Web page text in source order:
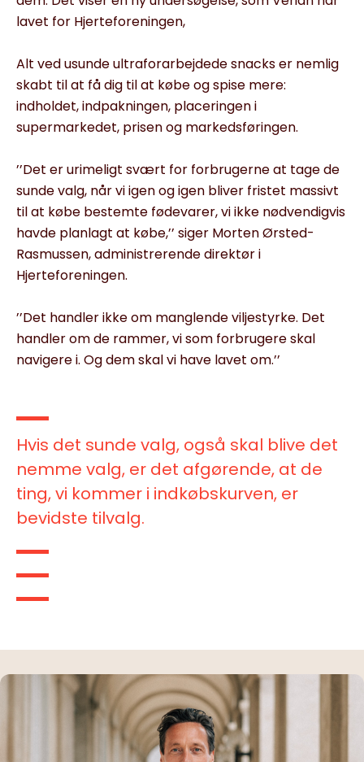
lavet for Hjerteforeningen,
Alt ved usunde ultraforarbejdede snacks er nemlig
skabt til at få dig til at købe og spise mere:
indholdet, indpakningen, placeringen i
supermarkedet, prisen og markedsføringen.
’’Det er urimeligt svært for forbrugerne at tage de
sunde valg, når vi igen og igen bliver fristet massivt
til at købe bestemte fødevarer, vi ikke nødvendigvis
havde planlagt at købe,’’ siger Morten Ørsted-
Rasmussen, administrerende direktør i
Hjerteforeningen.
’’Det handler ikke om manglende viljestyrke. Det
handler om de rammer, vi som forbrugere skal
navigere i. Og dem skal vi have lavet om.’’
Hvis det sunde valg, også skal blive det
nemme valg, er det afgørende, at de
ting, vi kommer i indkøbskurven, er
bevidste tilvalg.